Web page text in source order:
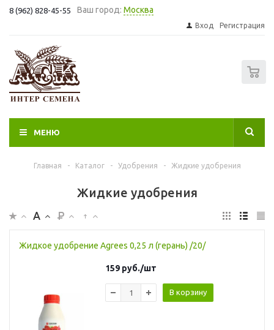
8 (962) 828-45-55 Ваш город: Москва
Вход Регистрация
МЕНЮ
Главная - Каталог - Удобрения - Жидкие удобрения
Жидкие удобрения
Жидкое удобрение Agrees 0,25 л (герань) /20/
159 руб./шт
В корзину